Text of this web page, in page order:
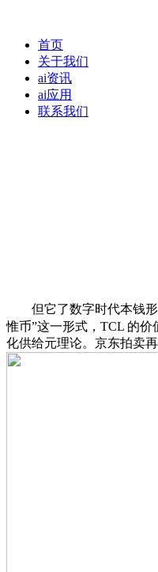
首页
关于我们
ai资讯
ai应用
联系我们
但它了数字时代本钱形
惟币”这一形式，TCL 的价
化供给元理论。京东拍卖